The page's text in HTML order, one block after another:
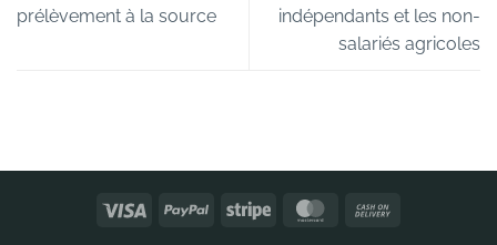
prélèvement à la source
indépendants et les non-
salariés agricoles